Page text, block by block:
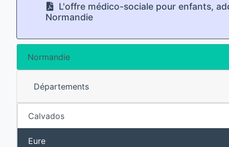
L'offre médico-sociale pour enfants,
Normandie
Normandie
Départements
Calvados
Eure